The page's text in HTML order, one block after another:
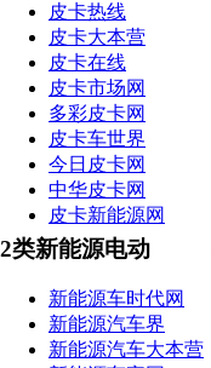
皮卡热线
皮卡大本营
皮卡在线
皮卡市场网
多彩皮卡网
皮卡车世界
今日皮卡网
中华皮卡网
皮卡新能源网
2类新能源电动
新能源车时代网
新能源汽车界
新能源汽车大本营